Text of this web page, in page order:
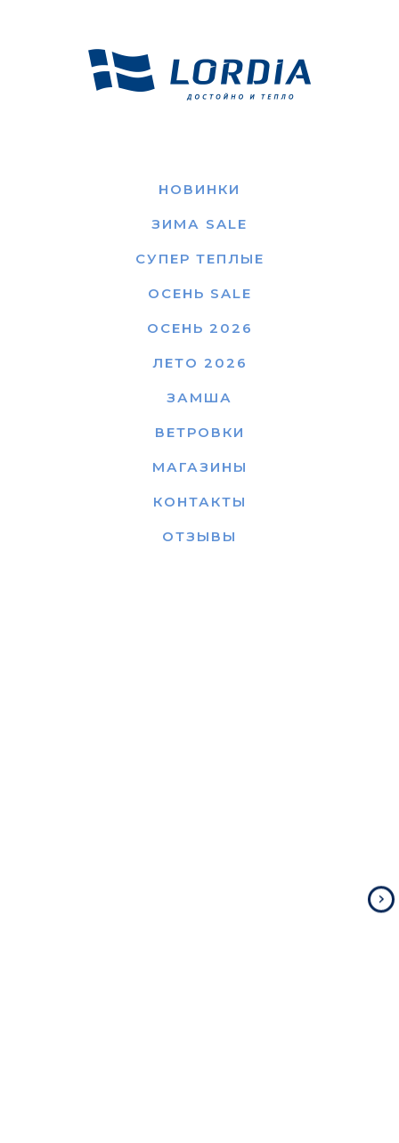
НОВИНКИ
ЗИМА SALE
СУПЕР ТЕПЛЫЕ
ОСЕНЬ SALE
ОСЕНЬ 2026
ЛЕТО 2026
ЗАМША
ВЕТРОВКИ
МАГАЗИНЫ
КОНТАКТЫ
ОТЗЫВЫ